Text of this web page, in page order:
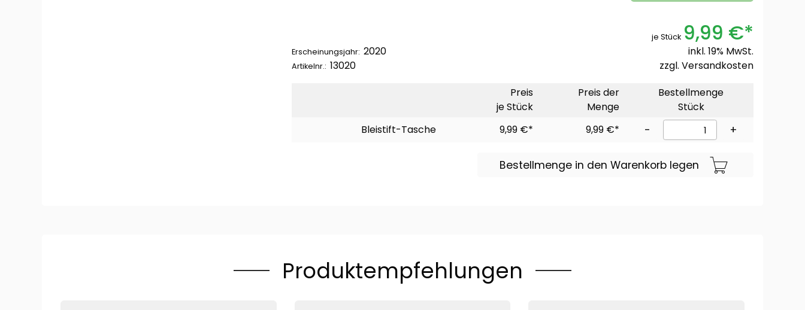
Erscheinungsjahr: 2020
Artikelnr.: 13020
je Stück 9,99 €*
inkl. 19% MwSt.
zzgl. Versandkosten
Preis
je Stück
Preis der
Menge
Bestellmenge
Stück
Bleistift-Tasche
9,99 €* 9,99 €* - +
Bestellmenge in den Warenkorb legen
Produktempfehlungen